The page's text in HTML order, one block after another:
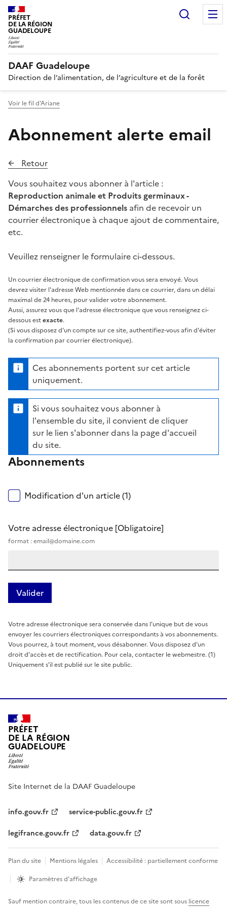
PRÉFET
DE LA RÉGION
GUADELOUPE
DAAF Guadeloupe
Direction de l’alimentation, de l’agriculture et de la forêt
Voir le fil d'Ariane
Abonnement alerte email
Retour
Vous souhaitez vous abonner à l'article :
Reproduction animale et Produits germinaux -
Démarches des professionnels afin de recevoir un
courrier électronique à chaque ajout de commentaire,
etc.
Veuillez renseigner le formulaire ci-dessous.
Un courrier électronique de confirmation vous sera envoyé. Vous
devrez visiter l'adresse Web mentionnée dans ce courrier, dans un délai
maximal de 24 heures, pour valider votre abonnement.
Aussi, assurez vous que l'adresse électronique que vous renseignez ci-
dessous estexacte.
(Si vous disposez d'un compte sur ce site, authentifiez-vous afin d'éviter
la confirmation par courrier électronique).
Ces abonnements portent sur cet article
uniquement.
Si vous souhaitez vous abonner à
l'ensemble du site, il convient de cliquer
sur le lien s'abonner dans la page d'accueil
du site.
Abonnements
Modification d'un article (1)
Votre adresse électronique [Obligatoire]
format : email@domaine.com
Votre adresse électronique sera conservée dans l'unique but de vous
envoyer les courriers électroniques correspondants à vos abonnements.
Vous pourrez, à tout moment, vous désabonner. Vous disposez d'un
droit d'accès et de rectification. Pour cela, contacter le webmestre. (1)
Uniquement s'il est publié sur le site public.
PRÉFET
DE LA RÉGION
GUADELOUPE
Site Internet de la DAAF Guadeloupe
info.gouv.fr
service-public.gouv.fr
legifrance.gouv.fr
data.gouv.fr
Plan du site Mentions légales
Accessibilité : partiellement conforme
Paramètres d'affichage
Sauf mention contraire, tous les contenus de ce site sont sous licence